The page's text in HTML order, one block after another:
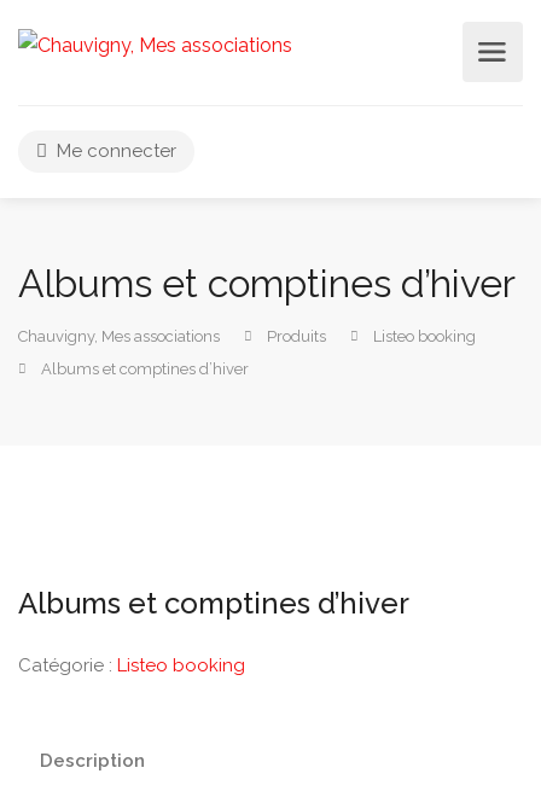
Me connecter
Albums et comptines d’hiver
Chauvigny, Mes associations Produits
Listeo booking
Albums et comptines d’hiver
Albums et comptines d’hiver
Catégorie : Listeo booking
Description